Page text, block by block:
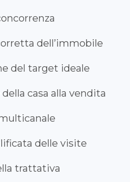
dell’immobile
del target ideale
casa alla vendita
delle visite
trattativa